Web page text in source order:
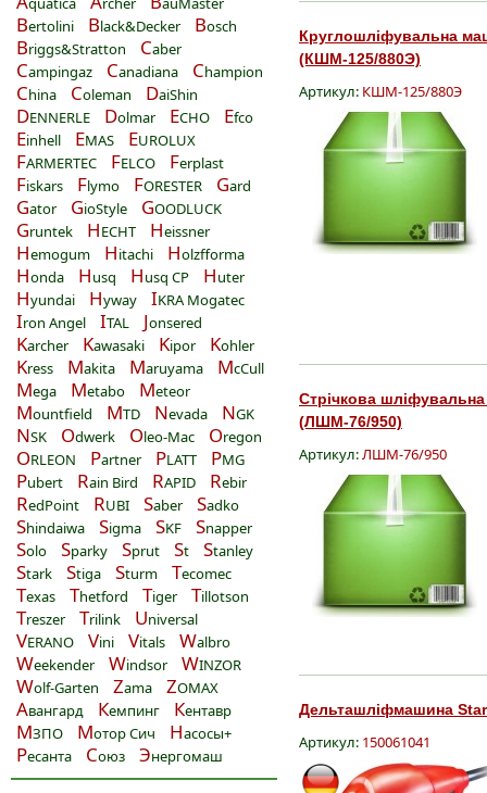
Bertolini Black&Decker Bosch
Briggs&Stratton Caber
Campingaz Canadiana Champion
China Coleman DaiShin
DENNERLE Dolmar ECHO Efco
Einhell EMAS EUROLUX
FARMERTEC FELCO Ferplast
Fiskars Flymo FORESTER Gard
Gator GioStyle GOODLUCK
Gruntek HECHT Heissner
Hemogum Hitachi Holzfforma
Honda Husq Husq CP Huter
Hyundai Hyway IKRA Mogatec
Iron Angel ITAL Jonsered
Karcher Kawasaki Kipor Kohler
Kress Makita Maruyama McCull
Mega Metabo Meteor
Mountfield MTD Nevada NGK
NSK Odwerk Oleo-Mac Oregon
ORLEON Partner PLATT PMG
Pubert Rain Bird RAPID Rebir
RedPoint RUBI Saber Sadko
Shindaiwa Sigma SKF Snapper
Solo Sparky Sprut St Stanley
Stark Stiga Sturm Tecomec
Texas Thetford Tiger Tillotson
Treszer Trilink Universal
VERANO Vini Vitals Walbro
Weekender Windsor WINZOR
Wolf-Garten Zama ZOMAX
Авангард Кемпинг Кентавр
МЗПО Мотор Сич Насосы+
Ресанта Союз Энергомаш
Круглошліфувальна
(КШМ-125/880Э)
Артикул: КШМ-125/880Э
Стрічкова
(ЛШМ-76/950)
Артикул:ЛШМ-76/950
Дельташліфмашина
Артикул: 150061041